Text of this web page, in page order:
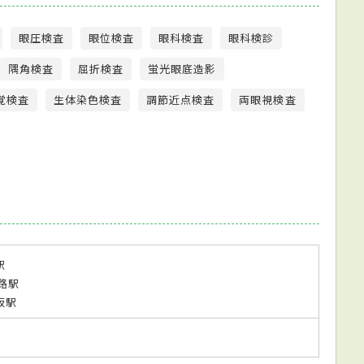
眼圧検査 眼位検査 眼科検査
眼科検診
隅角検査 屈折検査
蛍光眼底造影
検査 生体染色検査 調節近点検査
両眼視検査
駅
駅